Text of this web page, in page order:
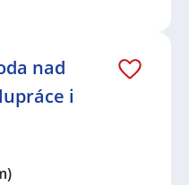
nad
i